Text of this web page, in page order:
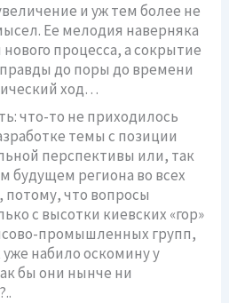
и уж тем более не
Ее мелодия наверняка
процесса, а сокрытие
до поры до времени
ход…
что-то не приходилось
темы с позиции
перспективы или, так
будущем региона во всех
потому, что вопросы
с высотки киевских «гор»
промышленных групп,
набило оскомину у
бы они нынче ни